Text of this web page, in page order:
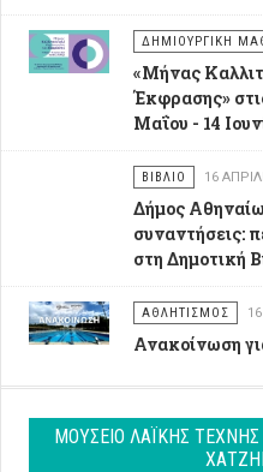
ΔΗΜΙΟΥΡΓΙΚΉ
«Μήνας
Έκφρασης»
Μαΐου - 14
ΒΙΒΛΊΟ 16
Δήμος
συναντήσεις:
στη Δημοτική
ΑΘΛΗΤΙΣΜΌΣ
Ανακοίνωση
ΜΟΥΣΕΊΟ ΛΑΪΚΉΣ